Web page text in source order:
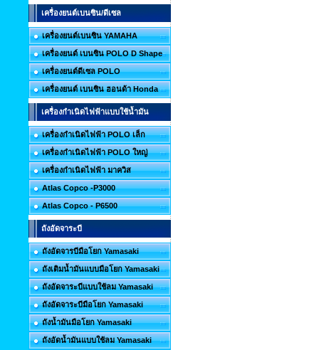
เครื่องยนต์เบนซิน/ดีเซล
เครื่องยนต์เบนซิน YAMAHA
เครื่องยนต์ เบนซิน POLO D Shape
เครื่องยนต์ดีเซล POLO
เครื่องยนต์ เบนซิน ฮอนด้า Honda
เครื่องกำเนิดไฟฟ้าแบบใช้น้ำมัน
เครื่องกำเนิดไฟฟ้า POLO เล็ก
เครื่องกำเนิดไฟฟ้า POLO ใหญ่
เครื่องกำเนิดไฟฟ้า มาควิส
Atlas Copco -P3000
Atlas Copco - P6500
ถังอัดจาระบี
ถังอัดจารบีมือโยก Yamasaki
ถังเติมน้ำมันแบบมือโยก Yamasaki
ถังอัดจาระบีแบบใช้ลม Yamasaki
ถังอัดจาระบีมือโยก Yamasaki
ถังน้ำมันมือโยก Yamasaki
ถังอัดน้ำมันแบบใช้ลม Yamasaki